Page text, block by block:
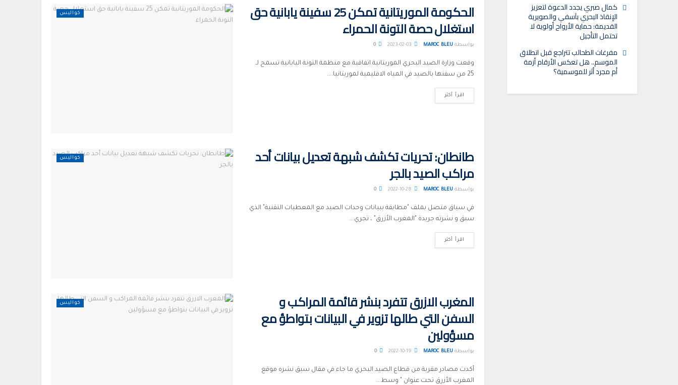
كواليس الحكومة الموريتانية تمكن 25 سفينة يابانية حق
استغلال حصة التونة الحمراء
بواسطة MAROC BLEU
0
وقعت وزارة الصيد البحري الموريتانية اتفاقية مع منظمة التونة اليابانية تسمح لـ
25 من سفنها بالصيد في المياه الاقليمية لموريتانيا....
اقرأ أكثر
كواليس طانطان: تحريات تكشف شبهة تعديل بيانات أحد
مراكب الصيد بالجر
بواسطة MAROC BLEU
0
في سياق متصل بملف "مطابقة ببيانات وحدات الصيد مع المعطيات التقنية" الذي
سبق و نشرته جريدة "المغرب الأزرق" ، تجري...
اقرأ أكثر
كواليس المغرب الازرق تتفرد بنشر قائمة المراكب و
السفن التي طالها تزوير في البيانات بتواطؤ مع
مسؤولين
بواسطة MAROC BLEU
0
أكدت مصادر مقربة من قطاع الصيد البحري ما جاء في مقال سبق نشره موقع
المغرب الأزرق تحت عنوان " وسط...
كمال صبري يجدد الدعوة لتعزيز
الإنقاذ البحري بآسفي والصويرية
القديمة: حماية الأرواح أولوية لا
تحتمل التأجيل
مفرغات الطحالب تتراجع قبل انطلاق
الموسم.. هل تعكس الأرقام أزمة
أم مجرد أثر للموسمية؟